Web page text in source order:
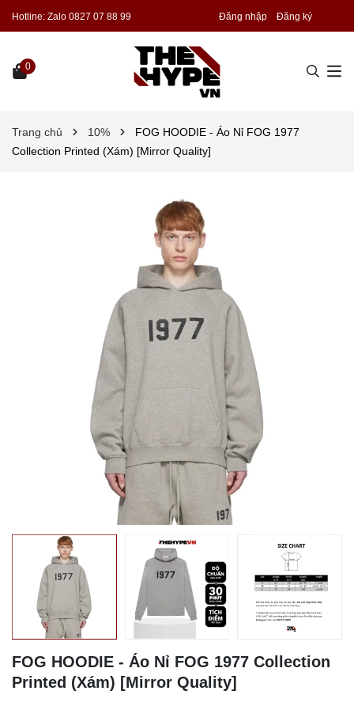
Hotline: Zalo 0827 07 88 99 Đăng nhập Đăng ký
0
Trang chủ 10%
FOG HOODIE - Áo Nỉ FOG 1977
Collection Printed (Xám) [Mirror Quality]
FOG HOODIE - Áo Nỉ FOG 1977 Collection
Printed (Xám) [Mirror Quality]